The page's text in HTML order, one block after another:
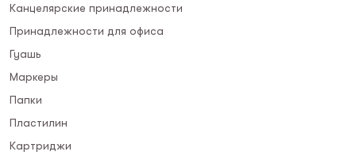
Канцелярские принадлежности
Принадлежности для офиса
Гуашь
Маркеры
Папки
Пластилин
Картриджи